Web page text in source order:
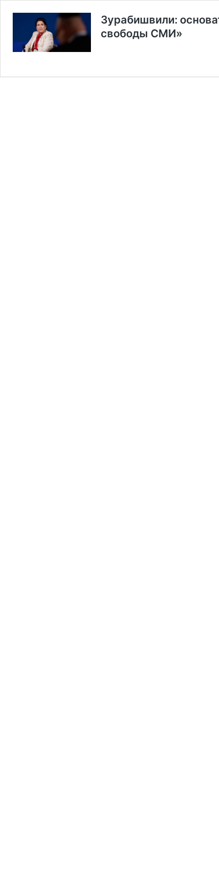
Зурабишвили:
свободы СМИ»